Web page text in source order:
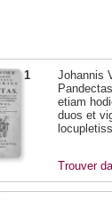
1
Johannis
etiam
duos et
Trouver